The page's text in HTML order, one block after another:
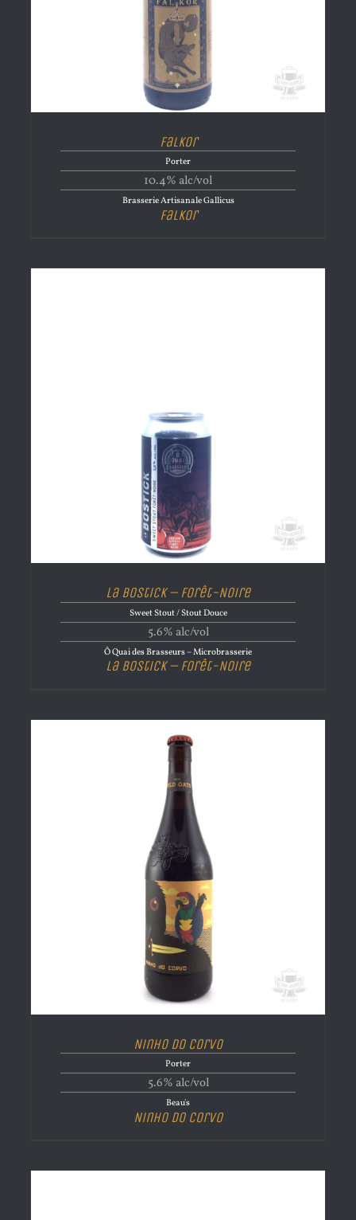
Falkor
Porter
10.4% alc/vol
Brasserie Artisanale Gallicus
Falkor
La Bostick – Forêt-Noire
Sweet Stout / Stout Douce
5.6% alc/vol
Ô Quai des Brasseurs – Microbrasserie
La Bostick – Forêt-Noire
Ninho do Corvo
Porter
5.6% alc/vol
Beau's
Ninho do Corvo